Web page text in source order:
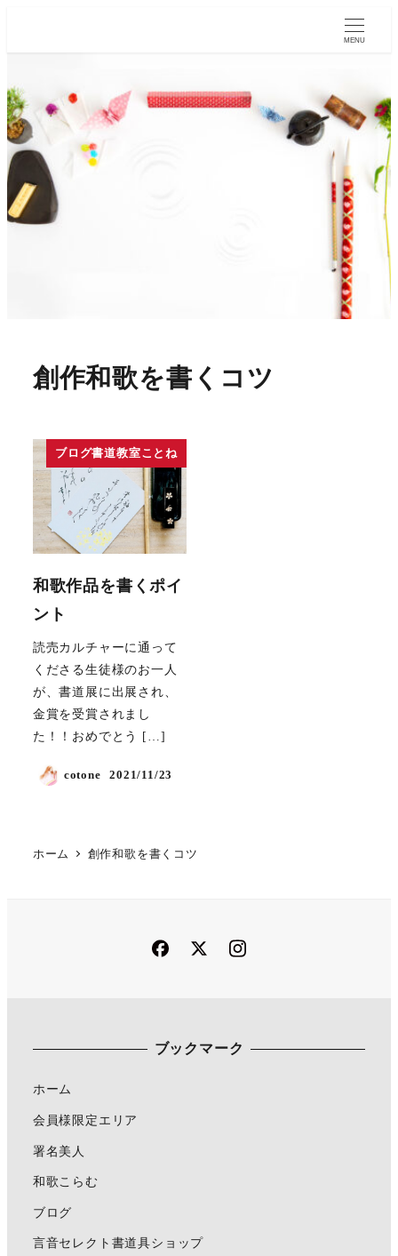
MENU
創作和歌を書くコツ
ブログ書道教室ことね
和歌作品を書くポイ
ント
読売カルチャーに通って
くださる生徒様のお一人
が、書道展に出展され、
金賞を受賞されまし
た！！おめでとう […]
cotone 2021/11/23
ホーム 創作和歌を書くコツ
FacebookTwitterInstagram
ブックマーク
ホーム
会員様限定エリア
署名美人
和歌こらむ
ブログ
言音セレクト書道具ショップ